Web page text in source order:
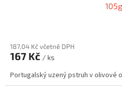
105g
187,04 Kč včetně DPH
167 Kč / ks
Portugalský uzený pstruh v olivové